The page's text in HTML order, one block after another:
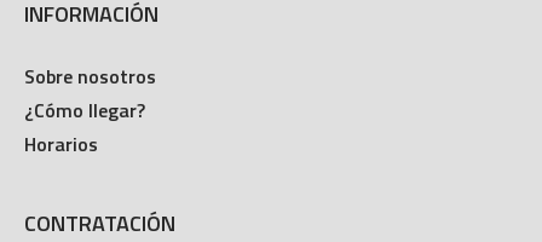
INFORMACIÓN
Sobre nosotros
¿Cómo llegar?
Horarios
CONTRATACIÓN